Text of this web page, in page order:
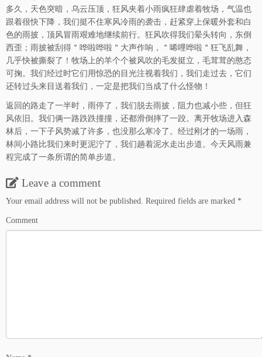
多久，天色突暗，乌云压顶，狂风夹着小雨疯狂肆虐着牧场，气温也
跟着很快下降，我们挺不住寒风冷雨的袭击，赶紧穿上保暖外套和白
色的雨披，顶风冒雨艰难地继续前行。狂风吹得我们晕头转向，东倒
西歪；雨披被刮得＂哗啦哗啦＂大声作响，＂唏哩哗啦＂狂飞乱舞，
几乎快被撕裂了！牧场上的羊个个被风吹的毛发挺立，毛茸茸的憨态
可掬。我们经过时它们用惊恐的目光注视着我们，我们走过去，它们
还转过头来目送着我们，一定是把我们当成了什么怪物！
返回的路走了一半时，雨停了，我们脱去雨披，阻力也减小些，但狂
风依旧。我们俩一路跌跌撞撞，还都滑倒摔了一跤。离开牧场进入森
林后，一下子风势减了许多，也没那么寒冷了。经过刚才的一场雨，
林间小路比我们来时更泥泞了，我们趟着泥水走出步道。今天风雨兼
程完成了一条所谓的简单步道。
Leave a comment
Your email address will not be published. Required fields are marked *
Comment